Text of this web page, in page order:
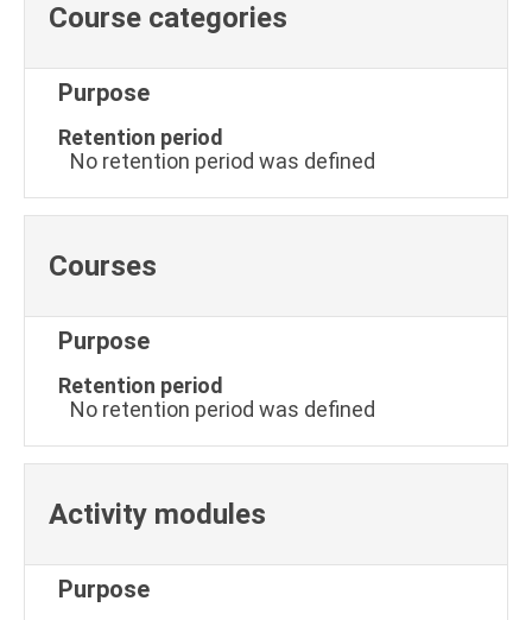
Course categories
Purpose
Retention period
No retention period was defined
Courses
Purpose
Retention period
No retention period was defined
Activity modules
Purpose